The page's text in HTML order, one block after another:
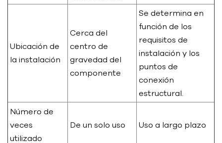
Ubicación de
la instalación
Cerca del
centro de
gravedad del
componente
Se determina en
función de los
requisitos de
instalación y los
puntos de
conexión
estructural.
Número de
veces
utilizado
De un solo uso Uso a largo plazo